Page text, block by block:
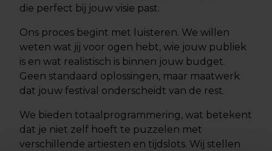
die perfect bij jouw visie past.
Ons proces begint met luisteren. We willen
weten wat jij voor ogen hebt, wie jouw publiek
is en wat realistisch is binnen jouw budget.
Geen standaard oplossingen, maar maatwerk
dat jouw festival onderscheidt van de rest.
We bieden totaalprogrammering, wat betekent
dat je niet zelf hoeft te puzzelen met
verschillende artiesten en tijdslots. Wij stellen